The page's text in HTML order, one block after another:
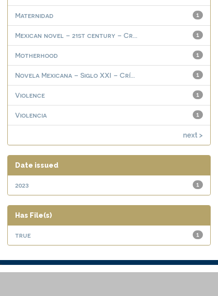
1
Maternidad
1
Mexican novel – 21st century – Cr...
1
Motherhood
1
Novela Mexicana – Siglo XXI – Crí...
1
Violence
1
Violencia
next >
Date issued
1
2023
Has File(s)
1
true